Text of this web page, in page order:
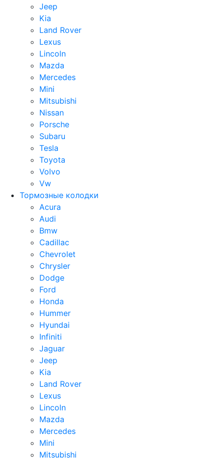
Jeep
Kia
Land Rover
Lexus
Lincoln
Mazda
Mercedes
Mini
Mitsubishi
Nissan
Porsche
Subaru
Tesla
Toyota
Volvo
Vw
Тормозные колодки
Acura
Audi
Bmw
Cadillac
Chevrolet
Chrysler
Dodge
Ford
Honda
Hummer
Hyundai
Infiniti
Jaguar
Jeep
Kia
Land Rover
Lexus
Lincoln
Mazda
Mercedes
Mini
Mitsubishi